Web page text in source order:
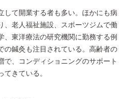
して開業する者も多い。ほかにも病
、老人福祉施設、スポーツジムで働
、東洋療法の研究機関に勤務する例
の鍼灸も注目されている。高齢者の
で、コンディショニングのサポート
きている。